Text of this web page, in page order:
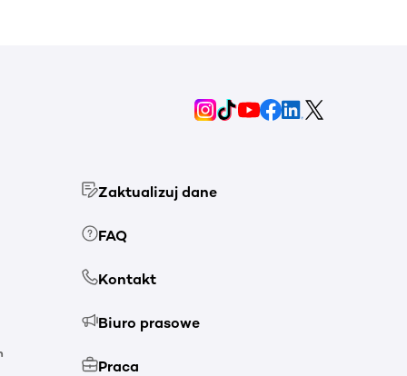
Zaktualizuj dane
FAQ
Kontakt
Biuro prasowe
Praca